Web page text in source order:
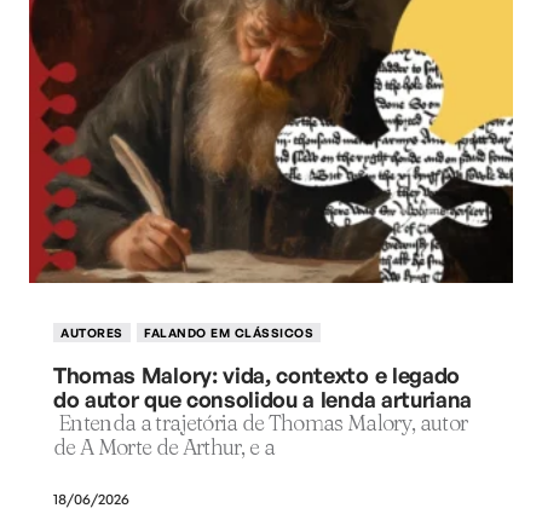
AUTORES FALANDO EM CLÁSSICOS
Thomas Malory: vida, contexto e legado
do autor que consolidou a lenda arturiana
Entenda a trajetória de Thomas Malory, autor
de A Morte de Arthur, e a
18/06/2026